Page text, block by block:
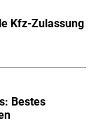
Kfz-Zulassung
Bestes